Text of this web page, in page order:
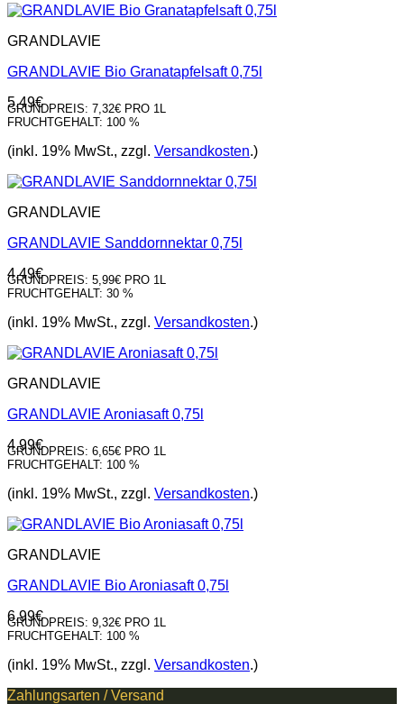
GRANDLAVIE
GRANDLAVIE Bio Granatapfelsaft 0,75l
5,49€
GRUNDPREIS: 7,32€ PRO 1L
FRUCHTGEHALT: 100 %
(inkl. 19% MwSt., zzgl. Versandkosten.)
GRANDLAVIE
GRANDLAVIE Sanddornnektar 0,75l
4,49€
GRUNDPREIS: 5,99€ PRO 1L
FRUCHTGEHALT: 30 %
(inkl. 19% MwSt., zzgl. Versandkosten.)
GRANDLAVIE
GRANDLAVIE Aroniasaft 0,75l
4,99€
GRUNDPREIS: 6,65€ PRO 1L
FRUCHTGEHALT: 100 %
(inkl. 19% MwSt., zzgl. Versandkosten.)
GRANDLAVIE
GRANDLAVIE Bio Aroniasaft 0,75l
6,99€
GRUNDPREIS: 9,32€ PRO 1L
FRUCHTGEHALT: 100 %
(inkl. 19% MwSt., zzgl. Versandkosten.)
Zahlungsarten / Versand